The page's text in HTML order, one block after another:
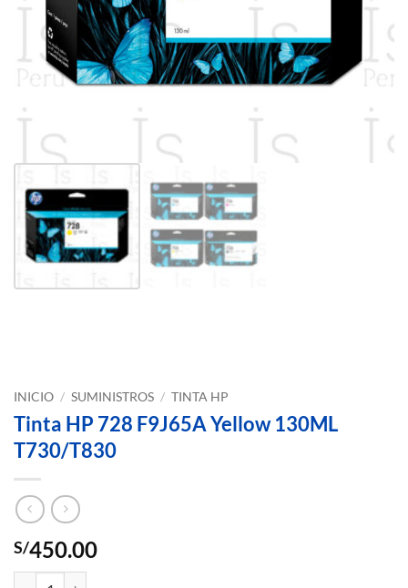
INICIO / SUMINISTROS / TINTA HP
Tinta HP 728 F9J65A Yellow 130ML
T730/T830
S/450.00